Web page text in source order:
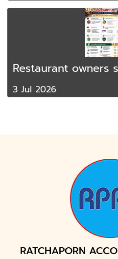
Restaurant owners
3 Jul 2026
RATCHAPORN